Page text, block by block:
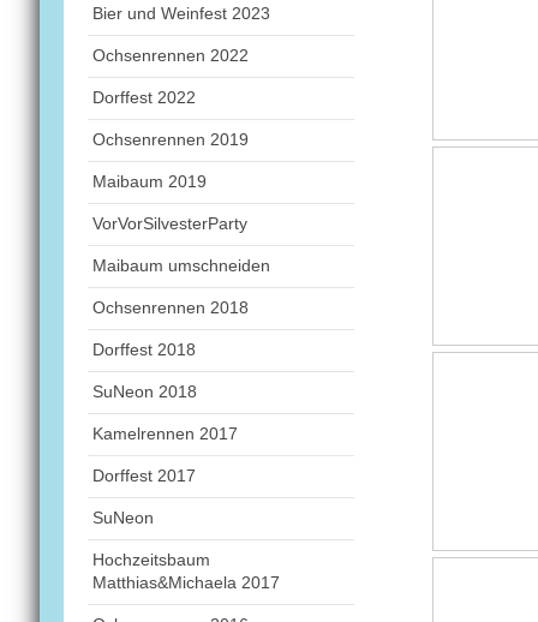
Bier und Weinfest 2023
Ochsenrennen 2022
Dorffest 2022
Ochsenrennen 2019
Maibaum 2019
VorVorSilvesterParty
Maibaum umschneiden
Ochsenrennen 2018
Dorffest 2018
SuNeon 2018
Kamelrennen 2017
Dorffest 2017
SuNeon
Hochzeitsbaum
Matthias&Michaela 2017